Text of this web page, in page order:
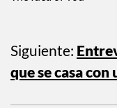
Siguiente:
que se casa